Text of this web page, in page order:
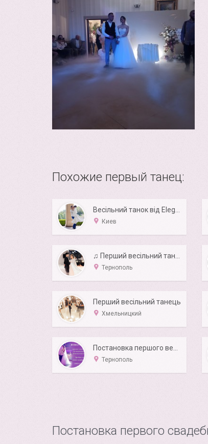
Похожие первый танец:
Киев
Тернополь
Перший весільний танець
Хмельницкий
Тернополь
Постановка первого